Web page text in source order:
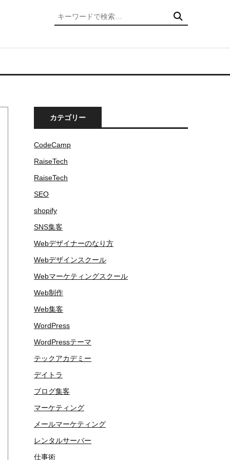
カテゴリー
CodeCamp
RaiseTech
RaiseTech
SEO
shopify
SNS集客
Webデザイナーのなり方
Webデザインスクール
Webマーケティングスクール
Web制作
Web集客
WordPress
WordPressテーマ
テックアカデミー
デイトラ
ブログ集客
マーケティング
メールマーケティング
レンタルサーバー
仕事術